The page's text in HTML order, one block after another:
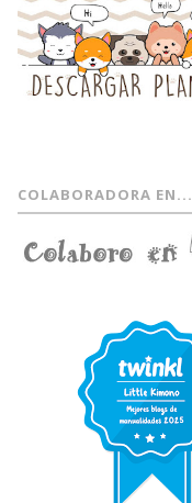
COLABORADORA EN...